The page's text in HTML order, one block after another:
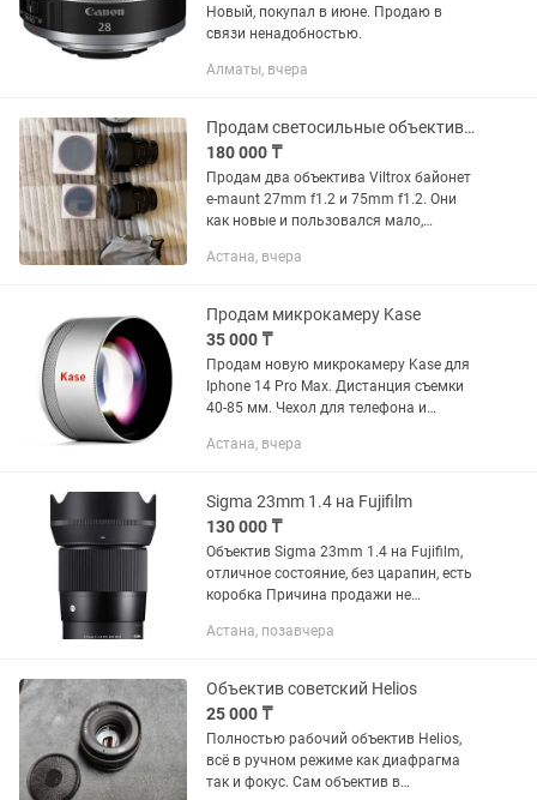
Новый, покупал в июне. Продаю в
связи ненадобностью.
Алматы, вчера
Продам светосильные объективы Viltrox
180 000 ₸
Продам два объектива Viltrox байонет
e-maunt 27mm f1.2 и 75mm f1.2. Они
как новые и пользовался мало,
объектив 180к, если оба заберете, то
Астана, вчера
Продам микрокамеру Kase
35 000 ₸
Продам новую микрокамеру Kase для
Iphone 14 Pro Max. Дистанция съемки
40-85 мм. Чехол для телефона и
Астана, вчера
Sigma 23mm 1.4 на Fujifilm
130 000 ₸
Объектив Sigma 23mm 1.4 на Fujifilm,
отличное состояние, без царапин, есть
коробка Причина продажи не
Астана, позавчера
Объектив советский Helios
25 000 ₸
Полностью рабочий объектив Helios,
всё в ручном режиме как диафрагма
так и фокус. Сам объектив в